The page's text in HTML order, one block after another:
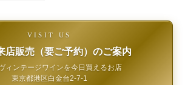
VISIT US
店販売（要ご予約）のご案内
ィンテージワインを今日買えるお店
東京都港区白金台2-7-1